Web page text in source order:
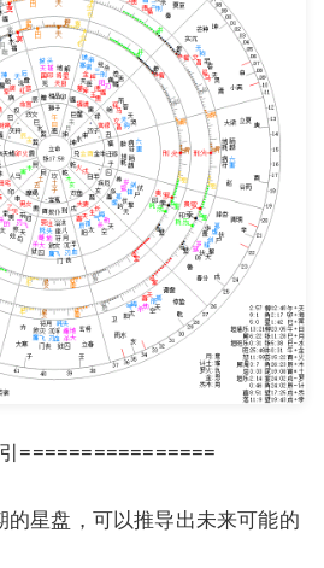
================
星盘，可以推导出未来可能的